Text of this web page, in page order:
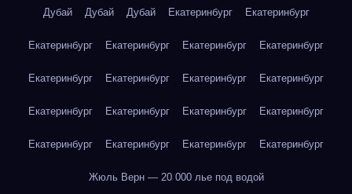
Дубай Дубай Дубай Екатеринбург Екатеринбург
Екатеринбург Екатеринбург Екатеринбург Екатеринбург
Екатеринбург Екатеринбург Екатеринбург Екатеринбург
Екатеринбург Екатеринбург Екатеринбург Екатеринбург
Екатеринбург Екатеринбург Екатеринбург Екатеринбург
Жюль Верн — 20 000 лье под водой